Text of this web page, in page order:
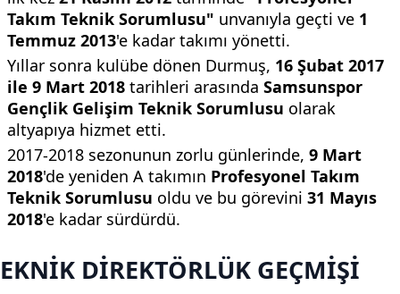
Takım Teknik Sorumlusu" unvanıyla geçti ve 1
Temmuz 2013'e kadar takımı yönetti.
Yıllar sonra kulübe dönen Durmuş, 16 Şubat 2017
ile 9 Mart 2018 tarihleri arasında Samsunspor
Gençlik Gelişim Teknik Sorumlusu olarak
altyapıya hizmet etti.
2017-2018 sezonunun zorlu günlerinde, 9 Mart
2018'de yeniden A takımın Profesyonel Takım
Teknik Sorumlusu oldu ve bu görevini 31 Mayıs
2018'e kadar sürdürdü.
DİREKTÖRLÜK GEÇMİŞİ